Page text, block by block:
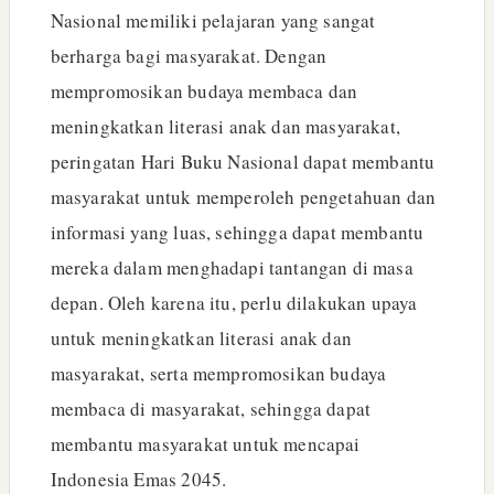
Nasional memiliki pelajaran yang sangat
berharga bagi masyarakat. Dengan
mempromosikan budaya membaca dan
meningkatkan literasi anak dan masyarakat,
peringatan Hari Buku Nasional dapat membantu
masyarakat untuk memperoleh pengetahuan dan
informasi yang luas, sehingga dapat membantu
mereka dalam menghadapi tantangan di masa
depan. Oleh karena itu, perlu dilakukan upaya
untuk meningkatkan literasi anak dan
masyarakat, serta mempromosikan budaya
membaca di masyarakat, sehingga dapat
membantu masyarakat untuk mencapai
Indonesia Emas 2045.